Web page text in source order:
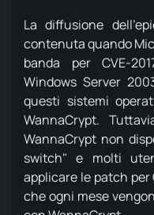
La diffusione
contenuta quando
banda per CVE-
Windows Server
questi sistemi
WannaCrypt.
WannaCrypt non
switch" e molti
applicare le patch per
che ogni mese